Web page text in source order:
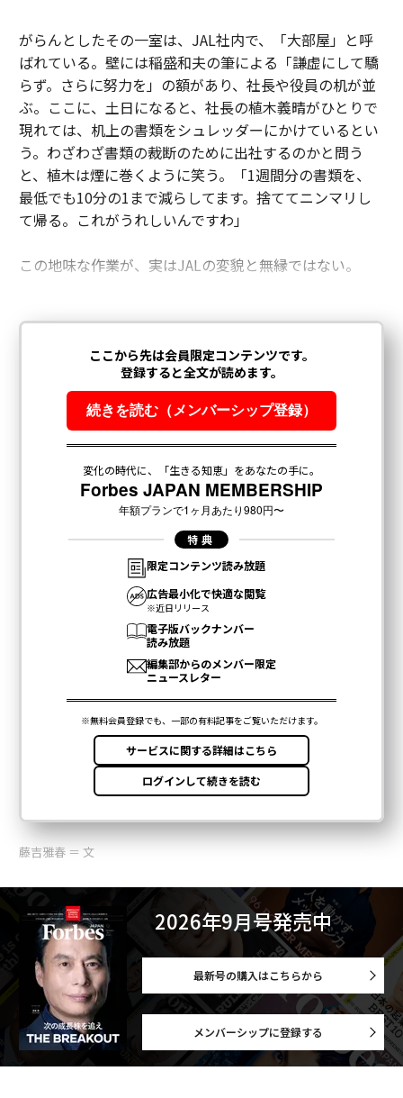
がらんとしたその一室は、JAL社内で、「大部屋」と呼
ばれている。壁には稲盛和夫の筆による「謙虚にして驕
らず。さらに努力を」の額があり、社長や役員の机が並
ぶ。ここに、土日になると、社長の植木義晴がひとりで
現れては、机上の書類をシュレッダーにかけているとい
う。わざわざ書類の裁断のために出社するのかと問う
と、植木は煙に巻くように笑う。「1週間分の書類を、
最低でも10分の1まで減らしてます。捨ててニンマリし
て帰る。これがうれしいんですわ」
この地味な作業が、実はJALの変貌と無縁ではない。
藤吉雅春 ＝ 文
2026年9月号発売中
最新号の購入はこちらから
メンバーシップに登録する